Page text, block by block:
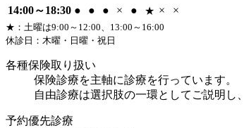
14:00～18:30 ● ● ● × ● ★ × ×
★ ：土曜は9:00～12:00、13:00～16:00
休診日：木曜・日曜・祝日
各種保険取り扱い
保険診療を主軸に診療を行っています。
自由診療は選択肢の一環としてご説明し
予約優先診療